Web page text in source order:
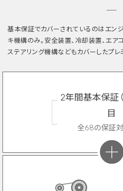
基本保証でカバーされているのはエン
キ機構のみ。安全装置、冷却装置、エア
ステアリング機構などもカバーしたプレ
2年間基本保証
目
全68の保証